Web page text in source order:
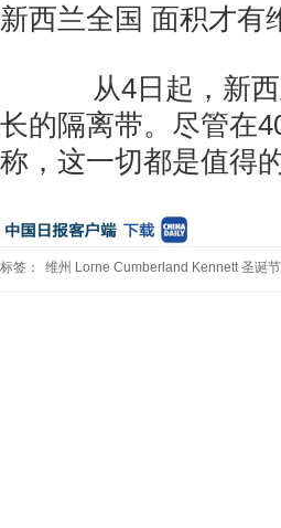
新西兰全国 面积才有
从4日起，新西
长的隔离带。尽管在
称，这一切都是值得的
标签： 维州 Lorne Cumberland Kennett 圣诞